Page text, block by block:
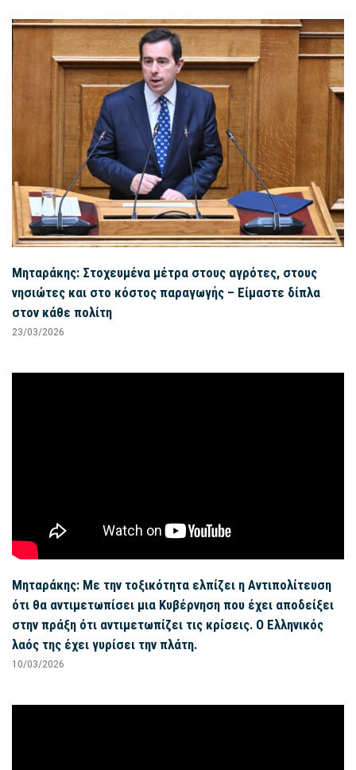
Μηταράκης: Στοχευμένα μέτρα στους αγρότες, στους
νησιώτες και στο κόστος παραγωγής – Είμαστε δίπλα
στον κάθε πολίτη
23/03/2026
Μηταράκης: Με την τοξικότητα ελπίζει η Αντιπολίτευση
ότι θα αντιμετωπίσει μια Κυβέρνηση που έχει αποδείξει
στην πράξη ότι αντιμετωπίζει τις κρίσεις. Ο Ελληνικός
λαός της έχει γυρίσει την πλάτη.
10/03/2026